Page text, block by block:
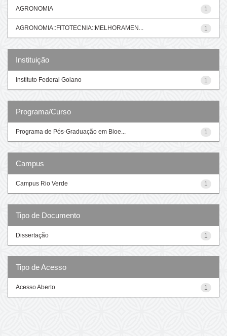
1
AGRONOMIA
1
AGRONOMIA::FITOTECNIA::MELHORAMEN...
Instituição
1
Instituto Federal Goiano
Programa/Curso
1
Programa de Pós-Graduação em Bioe...
Campus
1
Campus Rio Verde
Tipo de Documento
1
Dissertação
Tipo de Acesso
1
Acesso Aberto